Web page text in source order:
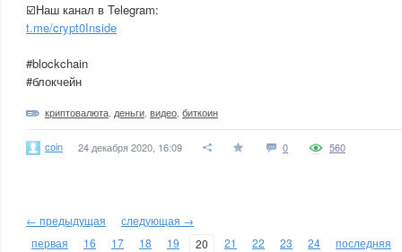
☑️Наш канал в Telegram:
t.me/crypt0Inside
#blockchain
#блокчейн
криптовалюта деньги видео биткоин
coin 24 декабря 2020, 16:09 0 560
← предыдущая
следующая →
первая
16 17 18 19 20 21 22 23 24 последняя